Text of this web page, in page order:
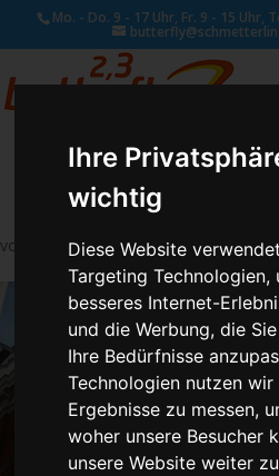
Ihre
wichtig
Diese Website
Targeting Technologien,
besseres Internet-
und die Werbung, die
Ihre Bedürfnisse
Technologien nutzen wir
Ergebnisse zu messen,
woher unsere Besucher
unsere Website weiter
Mo. - Do. 9 - 17 Uhr, Fr. 9 - 15 Uhr,
von Schmetterling Administrator|